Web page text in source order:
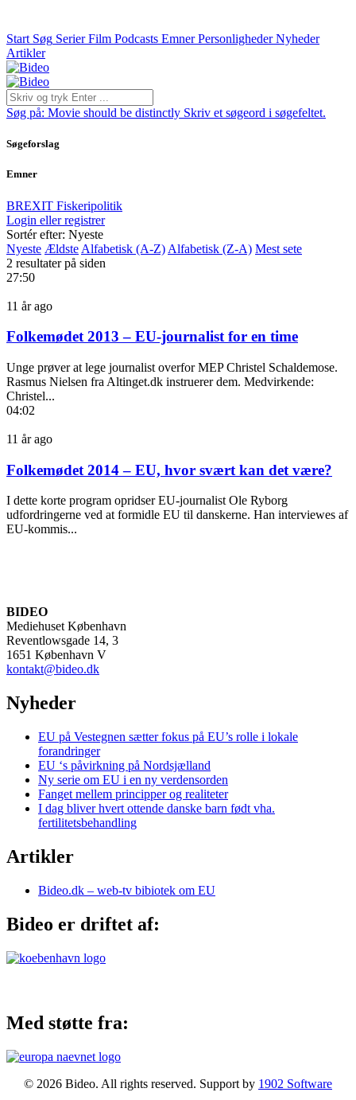
Start Søg Serier Film Podcasts Emner Personligheder Nyheder
Artikler
Søg på: Movie should be distinctly Skriv et søgeord i søgefeltet.
Søgeforslag
Emner
BREXIT Fiskeripolitik
Login eller registrer
Sortér efter: Nyeste
Nyeste Ældste Alfabetisk (A-Z) Alfabetisk (Z-A) Mest sete
2 resultater på siden
27:50
11 år ago
Folkemødet 2013 – EU-journalist for en time
Unge prøver at lege journalist overfor MEP Christel Schaldemose.
Rasmus Nielsen fra Altinget.dk instruerer dem. Medvirkende:
Christel...
04:02
11 år ago
Folkemødet 2014 – EU, hvor svært kan det være?
I dette korte program opridser EU-journalist Ole Ryborg
udfordringerne ved at formidle EU til danskerne. Han interviewes af
EU-kommis...
BIDEO
Mediehuset København
Reventlowsgade 14, 3
1651 København V
kontakt@bideo.dk
Nyheder
EU på Vestegnen sætter fokus på EU’s rolle i lokale
forandringer
EU ‘s påvirkning på Nordsjælland
Ny serie om EU i en ny verdensorden
Fanget mellem principper og realiteter
I dag bliver hvert ottende danske barn født vha.
fertilitetsbehandling
Artikler
Bideo.dk – web-tv bibiotek om EU
Bideo er driftet af:
Med støtte fra:
© 2026 Bideo. All rights reserved. Support by 1902 Software